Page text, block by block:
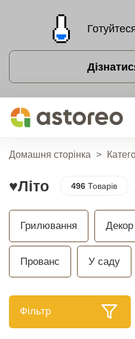
Домашня сторінка >
♥Літо 496Товарів
Грилювання Декор
Прованс У саду
Фільтр